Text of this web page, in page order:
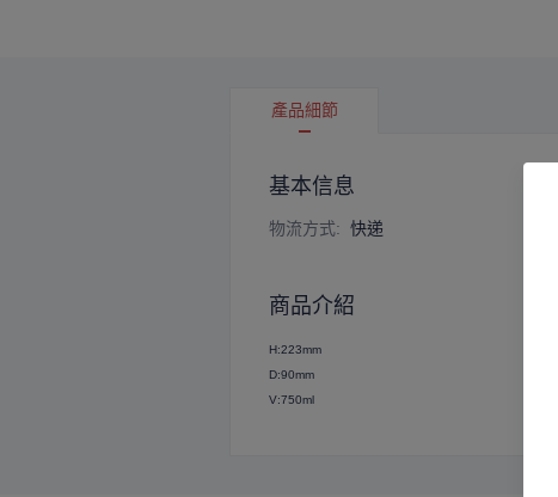
產品細節
基本信息
物流方式: 快递
商品介紹
H:223mm
D:90mm
V:750ml